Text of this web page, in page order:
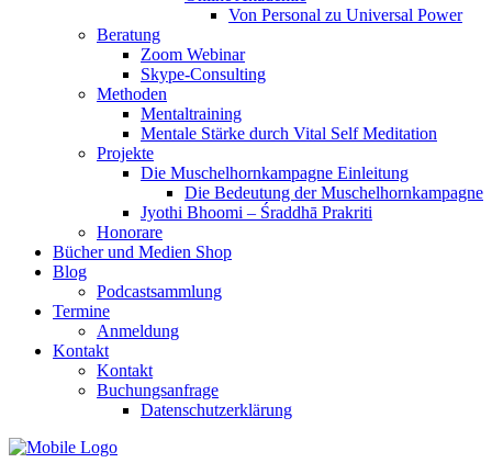
Von Personal zu Universal Power
Beratung
Zoom Webinar
Skype-Consulting
Methoden
Mentaltraining
Mentale Stärke durch Vital Self Meditation
Projekte
Die Muschelhornkampagne Einleitung
Die Bedeutung der Muschelhornkampagne
Jyothi Bhoomi – Śraddhā Prakriti
Honorare
Bücher und Medien Shop
Blog
Podcastsammlung
Termine
Anmeldung
Kontakt
Kontakt
Buchungsanfrage
Datenschutzerklärung